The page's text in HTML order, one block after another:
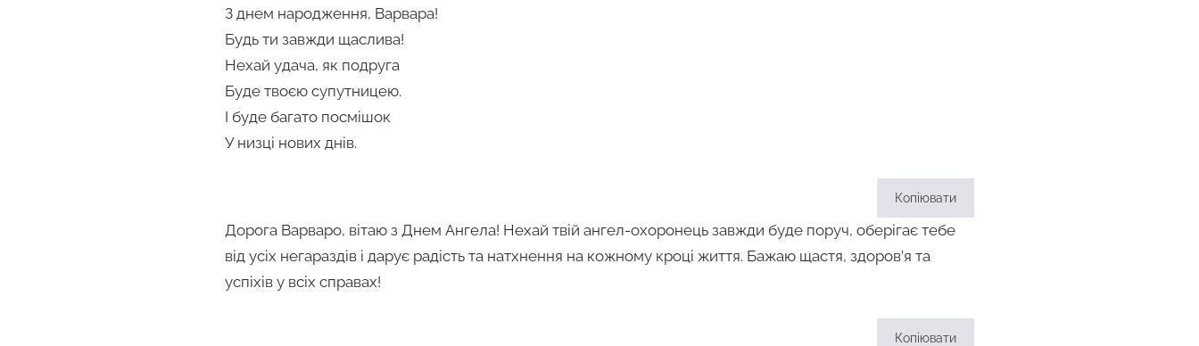
З днем народження, Варвара!
Будь ти завжди щаслива!
Нехай удача, як подруга
Буде твоєю супутницею.
І буде багато посмішок
У низці нових днів.
Копіювати
Дорога Варваро, вітаю з Днем Ангела! Нехай твій ангел-охоронець завжди буде поруч, оберігає тебе
від усіх негараздів і дарує радість та натхнення на кожному кроці життя. Бажаю щастя, здоров’я та
успіхів у всіх справах!
Копіювати